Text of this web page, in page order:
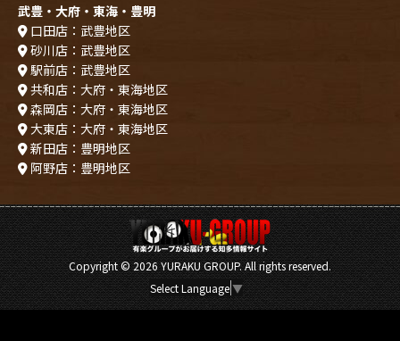
武豊・大府・東海・豊明
口田店：武豊地区
砂川店：武豊地区
駅前店：武豊地区
共和店：大府・東海地区
森岡店：大府・東海地区
大東店：大府・東海地区
新田店：豊明地区
阿野店：豊明地区
Copyright ©2026 YURAKU GROUP. All rights reserved.
Select Language ▼